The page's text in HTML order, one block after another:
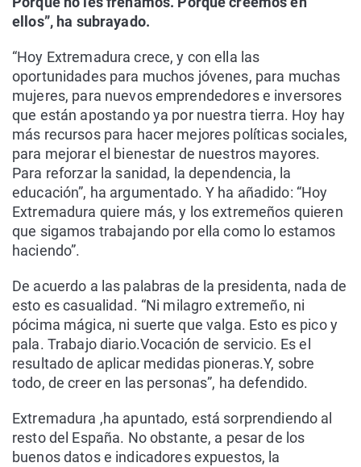
ellos”, ha subrayado.
“Hoy Extremadura crece, y con ella las
oportunidades para muchos jóvenes, para muchas
mujeres, para nuevos emprendedores e inversores
que están apostando ya por nuestra tierra. Hoy hay
más recursos para hacer mejores políticas sociales,
para mejorar el bienestar de nuestros mayores.
Para reforzar la sanidad, la dependencia, la
educación”, ha argumentado. Y ha añadido: “Hoy
Extremadura quiere más, y los extremeños quieren
que sigamos trabajando por ella como lo estamos
haciendo”.
De acuerdo a las palabras de la presidenta, nada de
esto es casualidad. “Ni milagro extremeño, ni
pócima mágica, ni suerte que valga. Esto es pico y
pala. Trabajo diario.Vocación de servicio. Es el
resultado de aplicar medidas pioneras.Y, sobre
todo, de creer en las personas”, ha defendido.
Extremadura ,ha apuntado, está sorprendiendo al
resto del España. No obstante, a pesar de los
buenos datos e indicadores expuestos, la